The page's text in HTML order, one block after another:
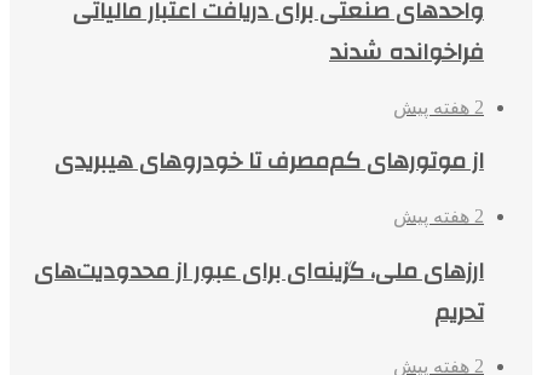
واحدهای صنعتی برای دریافت اعتبار مالیاتی
فراخوانده شدند
2 هفته پیش
از موتورهای کم‌مصرف تا خودروهای هیبریدی
2 هفته پیش
ارزهای ملی، گزینه‌ای برای عبور از محدودیت‌های
تحریم
2 هفته پیش